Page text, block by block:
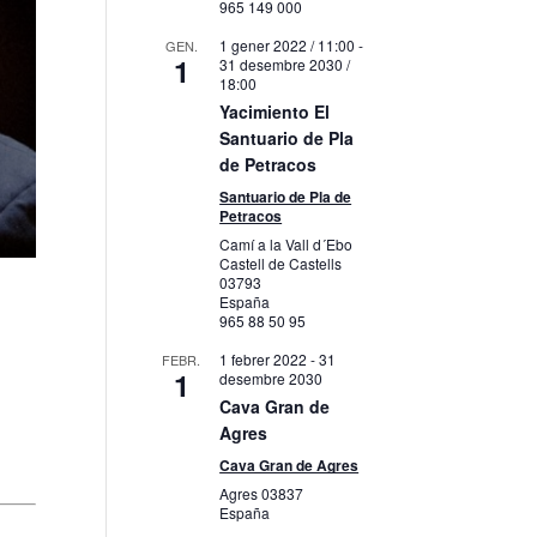
965 149 000
GEN.
1
1 gener 2022 / 11:00 -
31 desembre 2030 /
18:00
Yacimiento El
Santuario de Pla
de Petracos
Santuario de Pla de
Petracos
Camí a la Vall d´Ebo
Castell de Castells
03793
España
965 88 50 95
FEBR.
1
1 febrer 2022 -31
desembre 2030
Cava Gran de
Agres
Cava Gran de Agres
Agres03837
España